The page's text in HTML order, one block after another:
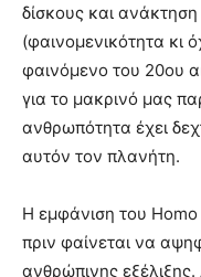
δίσκους και
(φαινομενικότητα κι
φαινόμενο του 20ου
για το μακρινό μας
ανθρωπότητα έχει
αυτόν τον πλανήτη.
Η εμφάνιση του
πριν φαίνεται να
ανθρώπινης